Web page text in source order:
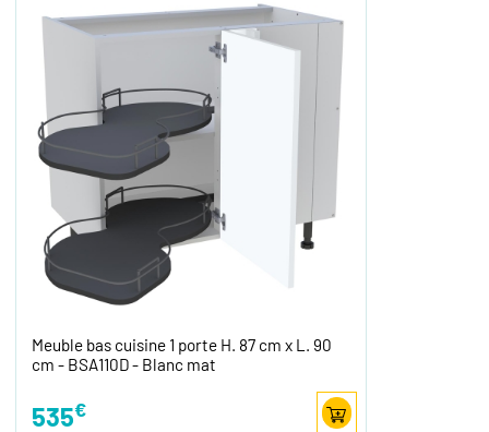
Meuble bas cuisine 1 porte H. 87 cm x L. 90
cm - BSA110D - Blanc mat
535€